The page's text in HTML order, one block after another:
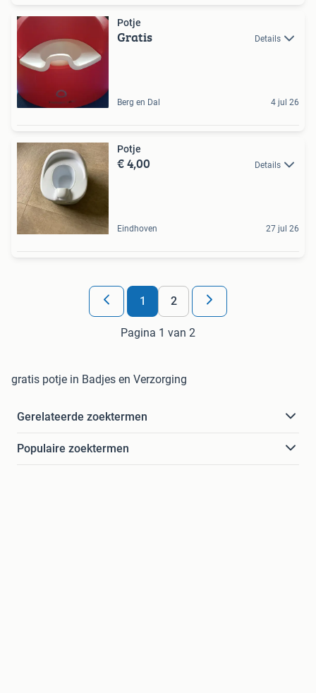
Potje
Gratis Details
Berg en Dal 4 jul 26
Potje
€ 4,00 Details
Eindhoven 27 jul 26
1 2
Pagina 1 van 2
gratis potje in Badjes en Verzorging
Gerelateerde zoektermen
Populaire zoektermen